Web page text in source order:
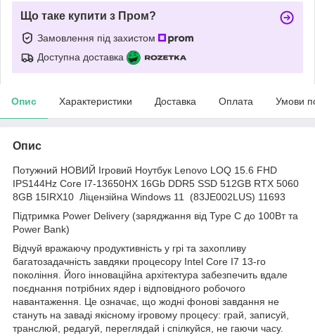
Що таке купити з Пром?
Замовлення під захистом
Доступна доставка
Опис Характеристики Доставка Оплата Умови
Опис
Потужний НОВИЙ Ігровий Ноутбук Lenovo LOQ 15.6 FHD
IPS144Hz Core I7-13650HX 16Gb DDR5 SSD 512GB RTX 5060
8GB 15IRX10 Ліцензійна Windows 11 (83JE002LUS) 11693
Підтримка Power Delivery (заряджання від Type C до 100Вт та
Power Bank)
Відчуй вражаючу продуктивність у грі та захопливу
багатозадачність завдяки процесору Intel Core I7 13-го
покоління. Його інноваційна архітектура забезпечить вдале
поєднання потрібних ядер і відповідного робочого
навантаження. Це означає, що жодні фонові завдання не
стануть на заваді якісному ігровому процесу: грай, записуй,
транслюй, редагуй, переглядай і спілкуйся, не гаючи часу.